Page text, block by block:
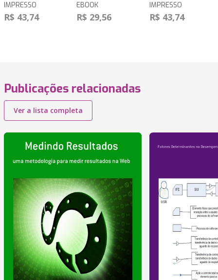
IMPRESSO
R$ 43,74
EBOOK
R$ 29,56
IMPRESSO
R$ 43,74
Publicações relacionadas
Ver a lista completa